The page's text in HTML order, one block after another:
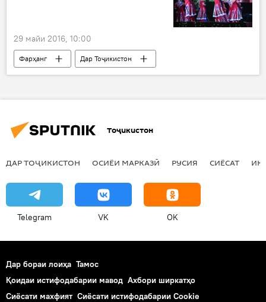
29 майи 2016, 10:00
Фарҳанг
Дар Тоҷикистон
Ҳамаи хабарҳо
Душанбе
Тоҷикистон
ДАР ТОҶИКИСТОН ОСИЁИ МАРКАЗӢ РУСИЯ СИЁСАТ
Telegram VK OK
Дар бораи лоиҳа Тамос
Қоидаи истифодабарии мавод Ахбори ширкатҳо
Сиёсати махфият Сиёсати истифодабарии Cookie